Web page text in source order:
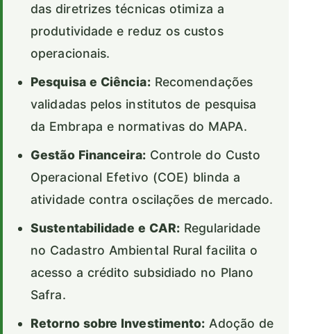
das diretrizes técnicas otimiza a
produtividade e reduz os custos
operacionais.
Pesquisa e Ciência:Recomendações
validadas pelos institutos de pesquisa
da Embrapa e normativas do MAPA.
Gestão Financeira:Controle do Custo
Operacional Efetivo (COE) blinda a
atividade contra oscilações de mercado.
Sustentabilidade e CAR: Regularidade
no Cadastro Ambiental Rural facilita o
acesso a crédito subsidiado no Plano
Safra.
Retorno sobre Investimento: Adoção de